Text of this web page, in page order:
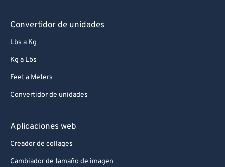
Convertidor de unidades
Lbs a Kg
Kg a Lbs
Feet a Meters
Convertidor de unidades
Aplicaciones web
Creador de collages
Cambiador de tamaño de imagen